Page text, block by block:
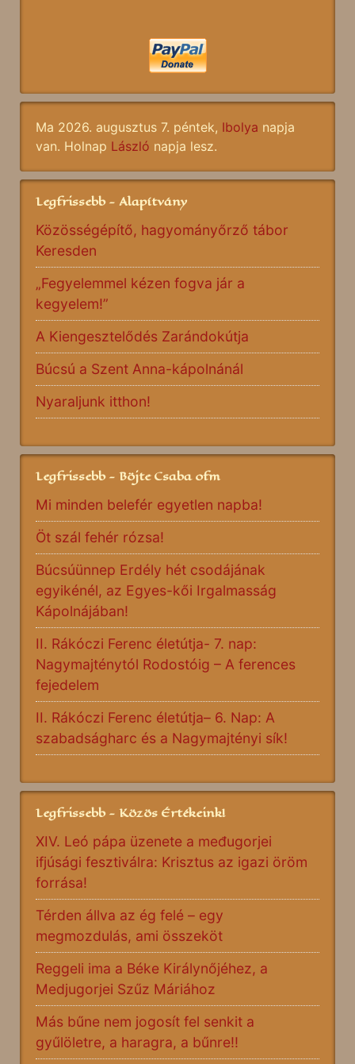
Ma 2026. augusztus 7. péntek, Ibolya napja
van. Holnap László napja lesz.
Legfrissebb - Alapítvány
Közösségépítő, hagyományőrző tábor
Keresden
„Fegyelemmel kézen fogva jár a
kegyelem!”
A Kiengesztelődés Zarándokútja
Búcsú a Szent Anna-kápolnánál
Nyaraljunk itthon!
Legfrissebb - Böjte Csaba ofm
Mi minden belefér egyetlen napba!
Öt szál fehér rózsa!
Búcsúünnep Erdély hét csodájának
egyikénél, az Egyes-kői Irgalmasság
Kápolnájában!
II. Rákóczi Ferenc életútja- 7. nap:
Nagymajténytól Rodostóig – A ferences
fejedelem
II. Rákóczi Ferenc életútja– 6. Nap: A
szabadságharc és a Nagymajtényi sík!
Legfrissebb - Közös Értékeink!
XIV. Leó pápa üzenete a međugorjei
ifjúsági fesztiválra: Krisztus az igazi öröm
forrása!
Térden állva az ég felé – egy
megmozdulás, ami összeköt
Reggeli ima a Béke Királynőjéhez, a
Medjugorjei Szűz Máriához
Más bűne nem jogosít fel senkit a
gyűlöletre, a haragra, a bűnre!!